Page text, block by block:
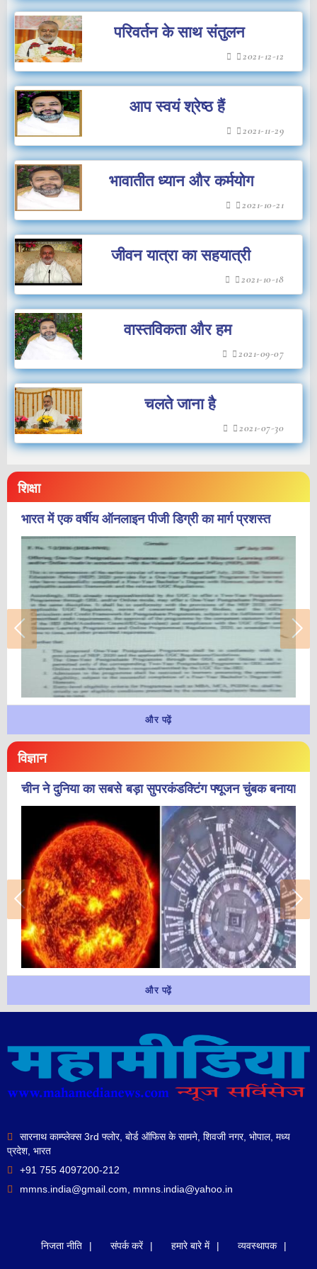
विनम्र अनुरोध की भारतीय सशस्त्र
बलों के लिए एक रोकथाम विंग
परिवर्तन के साथ संतुलन
2021-12-12
आप स्वयं श्रेष्ठ हैं
2021-11-29
भावातीत ध्यान और कर्मयोग
2021-10-21
जीवन यात्रा का सहयात्री
2021-10-18
वास्तविकता और हम
2021-09-07
चलते जाना है
2021-07-30
शिक्षा
भारत में एक वर्षीय ऑनलाइन पीजी डिग्री का मार्ग प्रशस्त
और पढ़ें
विज्ञान
चीन ने दुनिया का सबसे बड़ा सुपरकंडक्टिंग फ्यूजन चुंबक बनाया
और पढ़ें
सारनाथ काम्प्लेक्स 3rd फ्लोर, बोर्ड ऑफिस के सामने, शिवजी नगर, भोपाल, मध्य
प्रदेश, भारत
+91 755 4097200-212
mmns.india@gmail.com, mmns.india@yahoo.in
निजता नीति संपर्क करें हमारे बारे में व्यवस्थापक